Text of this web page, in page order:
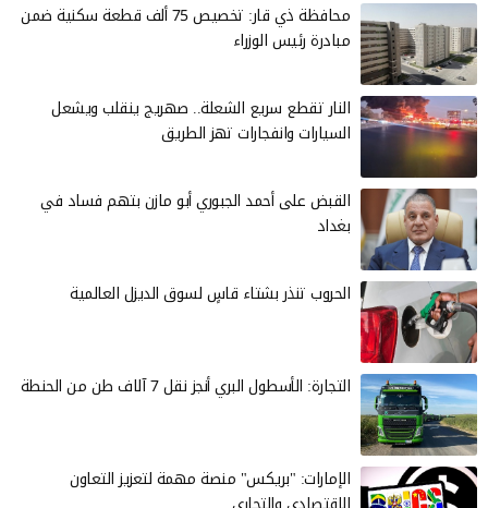
محافظة ذي قار: تخصيص 75 ألف قطعة سكنية ضمن
مبادرة رئيس الوزراء
النار تقطع سريع الشعلة.. صهريج ينقلب ويشعل
السيارات وانفجارات تهز الطريق
القبض على أحمد الجبوري أبو مازن بتهم فساد في
بغداد
الحروب تنذر بشتاء قاسٍ لسوق الديزل العالمية
التجارة: الأسطول البري أنجز نقل 7 آلاف طن من الحنطة
الإمارات: "بريكس" منصة مهمة لتعزيز التعاون